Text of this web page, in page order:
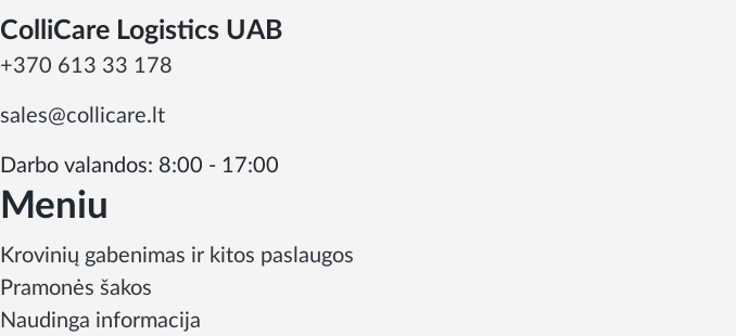
ColliCare Logistics UAB
+370 613 33 178
sales@collicare.lt
Darbo valandos: 8:00 - 17:00
Meniu
Krovinių gabenimas ir kitos paslaugos
Pramonės šakos
Naudinga informacija